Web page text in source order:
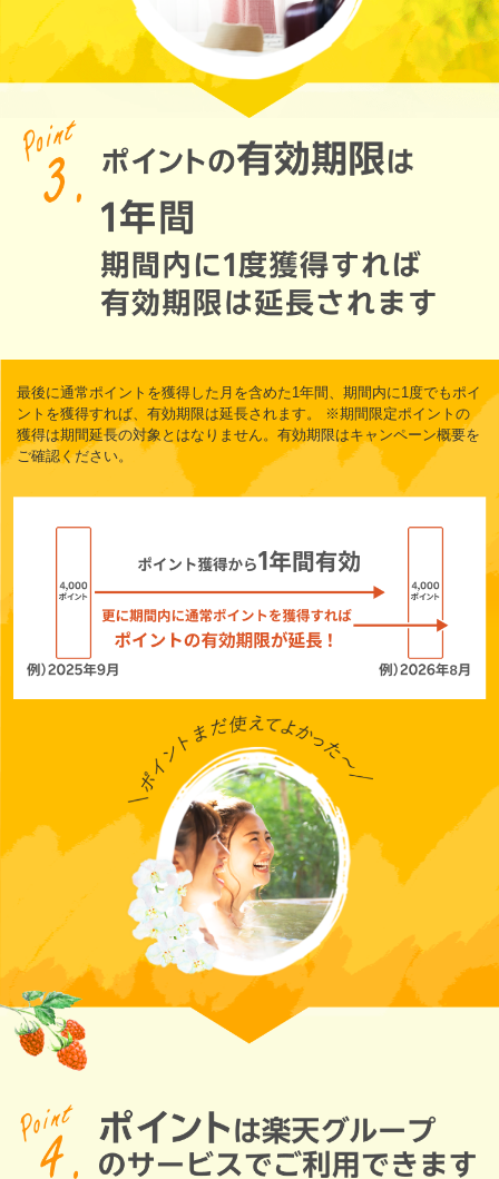
最後に通常ポイントを獲得した月を含めた1年間、期間内に1度でもポイ
ントを獲得すれば、有効期限は延長されます。
※期間限定ポイントの
獲得は期間延長の対象とはなりません。有効期限はキャンペーン概要を
ご確認ください。